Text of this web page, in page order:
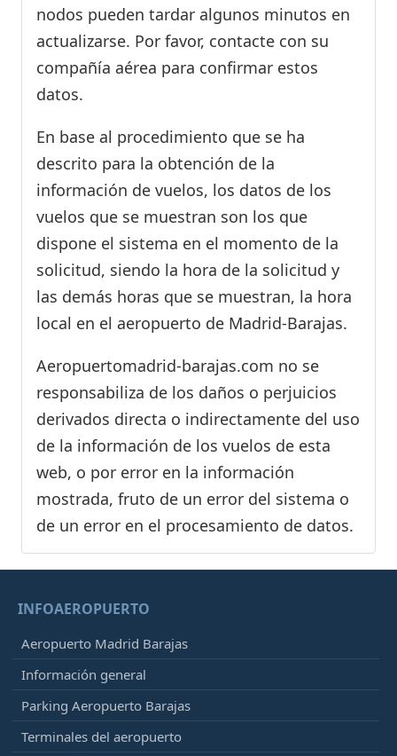
nodos pueden tardar algunos minutos en
actualizarse. Por favor, contacte con su
compañía aérea para confirmar estos
datos.
En base al procedimiento que se ha
descrito para la obtención de la
información de vuelos, los datos de los
vuelos que se muestran son los que
dispone el sistema en el momento de la
solicitud, siendo la hora de la solicitud y
las demás horas que se muestran, la hora
local en el aeropuerto de Madrid-Barajas.
Aeropuertomadrid-barajas.com no se
responsabiliza de los daños o perjuicios
derivados directa o indirectamente del uso
de la información de los vuelos de esta
web, o por error en la información
mostrada, fruto de un error del sistema o
de un error en el procesamiento de datos.
INFOAEROPUERTO
Aeropuerto Madrid Barajas
Información general
Parking Aeropuerto Barajas
Terminales del aeropuerto